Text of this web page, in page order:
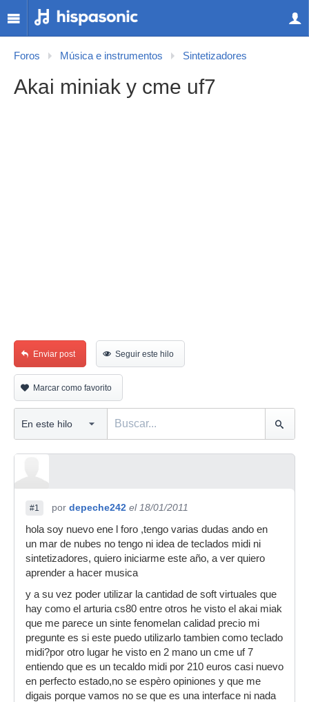
Foros Música e instrumentos Sintetizadores
Akai miniak y cme uf7
Enviar post Seguir este hilo
Marcar como favorito
#1 por depeche242 el 18/01/2011
hola soy nuevo ene l foro ,tengo varias dudas ando en
un mar de nubes no tengo ni idea de teclados midi ni
sintetizadores, quiero iniciarme este año, a ver quiero
aprender a hacer musica
y a su vez poder utilizar la cantidad de soft virtuales que
hay como el arturia cs80 entre otros he visto el akai miak
que me parece un sinte fenomelan calidad precio mi
pregunte es si este puedo utilizarlo tambien como teclado
midi?por otro lugar he visto en 2 mano un cme uf 7
entiendo que es un tecaldo midi por 210 euros casi nuevo
en perfecto estado,no se espèro opiniones y que me
digais porque vamos no se que es una interface ni nada